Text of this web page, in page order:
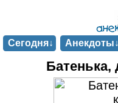
Сегодня↓ Анекдоты↓
Батенька,